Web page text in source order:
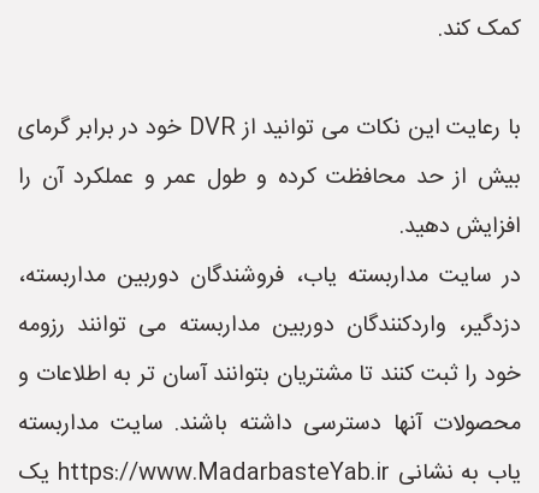
کمک کند.
با رعایت این نکات می توانید از DVR خود در برابر گرمای
بیش از حد محافظت کرده و طول عمر و عملکرد آن را
افزایش دهید.
در سایت مداربسته یاب، فروشندگان دوربین مداربسته،
دزدگیر، واردکنندگان دوربین مداربسته می توانند رزومه
خود را ثبت کنند تا مشتریان بتوانند آسان تر به اطلاعات و
محصولات آنها دسترسی داشته باشند. سایت مداربسته
یاب به نشانی https://www.MadarbasteYab.ir یک